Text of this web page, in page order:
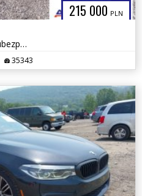
215 000 PLN
2022r., Competition, 4.4L, od ubezpieczalni
35343